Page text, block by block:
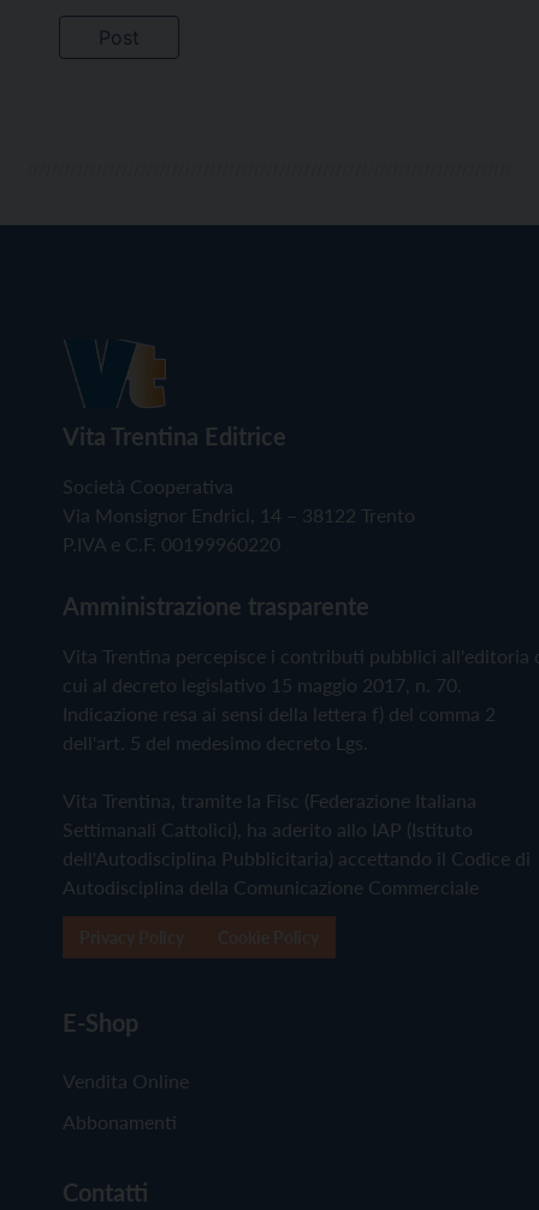
Vita Trentina Editrice
Società Cooperativa
Via Monsignor Endrici, 14 – 38122 Trento
P.IVA e C.F. 00199960220
Amministrazione trasparente
Vita Trentina percepisce i contributi pubblici all'editoria
cui al decreto legislativo 15 maggio 2017, n. 70.
Indicazione resa ai sensi della lettera f) del comma 2
dell'art. 5 del medesimo decreto Lgs.
Vita Trentina, tramite la Fisc (Federazione Italiana
Settimanali Cattolici), ha aderito allo IAP (Istituto
dell'Autodisciplina Pubblicitaria) accettando il Codice di
Autodisciplina della Comunicazione Commerciale
E-Shop
Vendita Online
Abbonamenti
Contatti